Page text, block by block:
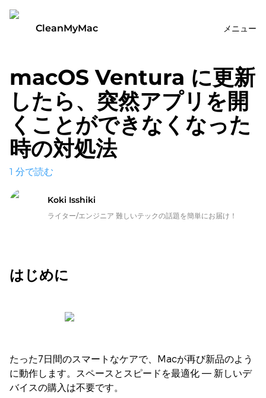
CleanMyMac メニュー
macOS Ventura に更新
したら、突然アプリを開
くことができなくなった
時の対処法
1 分で読む
Koki Isshiki
ライター/エンジニア 難しいテックの話題を簡単にお届け！
はじめに
たった7日間のスマートなケアで、Macが再び新品のよう
に動作します。スペースとスピードを最適化 — 新しいデ
バイスの購入は不要です。